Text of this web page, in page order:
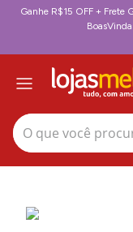
Ganhe R$15 OFF + Frete
O que você procura?